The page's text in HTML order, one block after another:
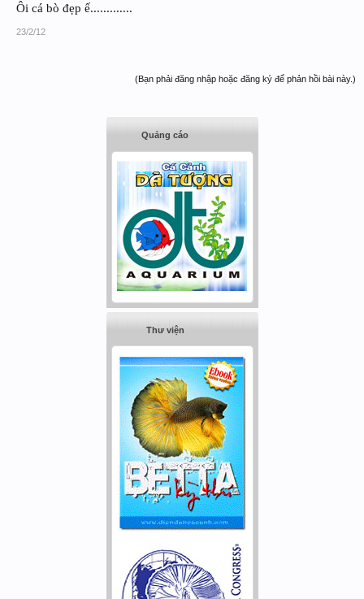
Ôi cá bò đẹp ế.............
23/2/12
(Bạn phải đăng nhập hoặc đăng ký để phản hồi bài này.)
Quảng cáo
Thư viện